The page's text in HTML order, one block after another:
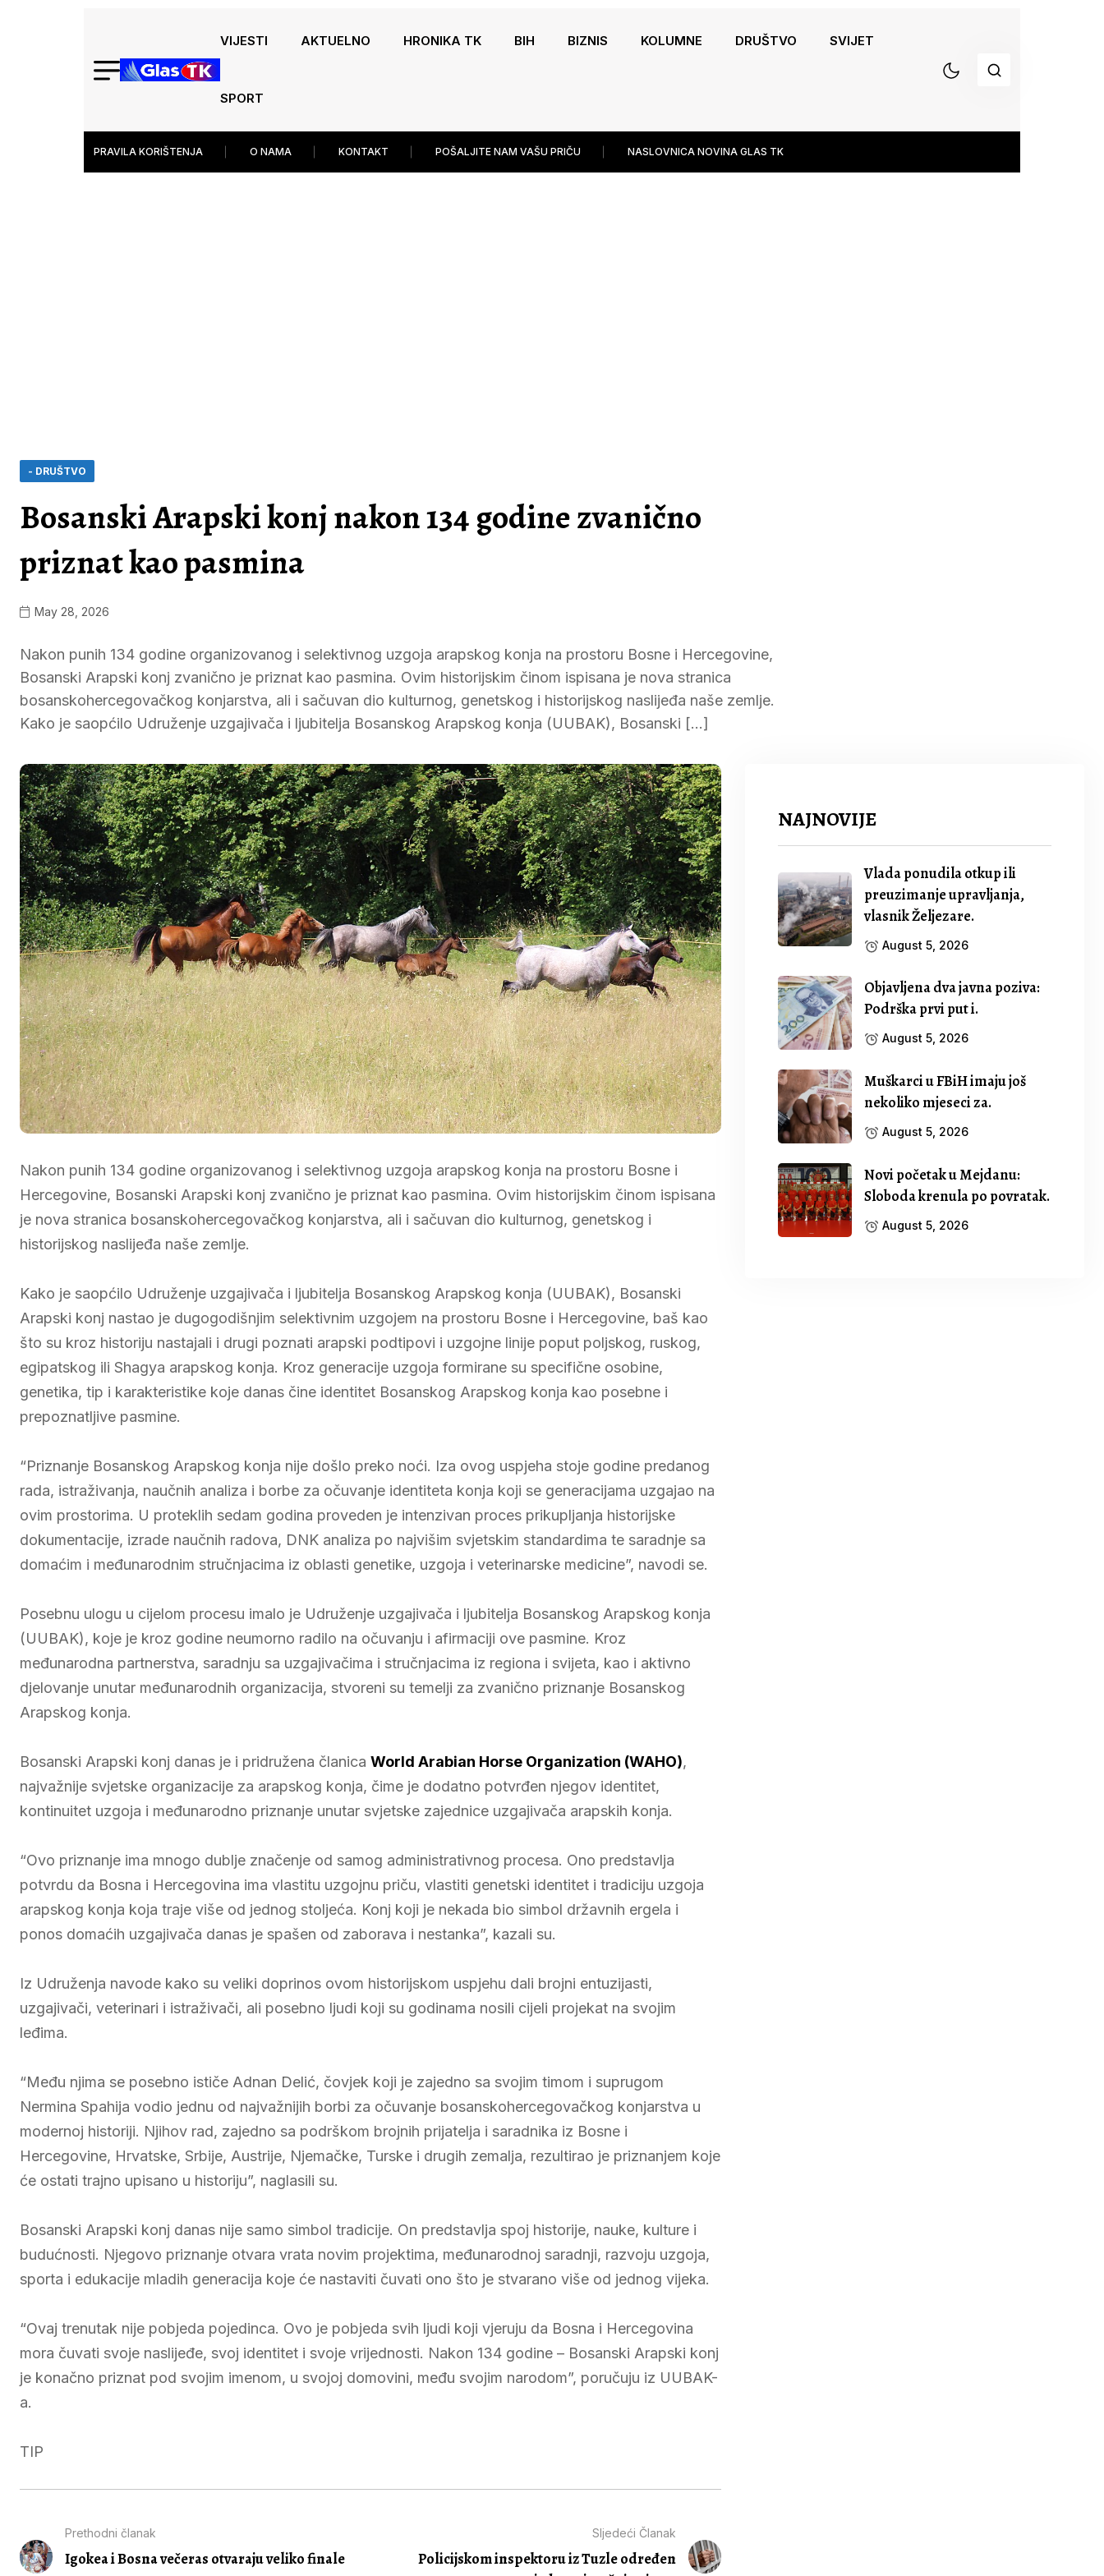
VIJESTI AKTUELNO HRONIKA TK BIH BIZNIS KOLUMNE DRUŠTVO SVIJET
SPORT
PRAVILA KORIŠTENJA O NAMA KONTAKT POŠALJITE NAM VAŠU PRIČU NASLOVNICA NOVINA GLAS TK
- DRUŠTVO
Bosanski Arapski konj nakon 134 godine zvanično
priznat kao pasmina
May 28, 2026
Nakon punih 134 godine organizovanog i selektivnog uzgoja arapskog konja na prostoru Bosne i Hercegovine,
Bosanski Arapski konj zvanično je priznat kao pasmina. Ovim historijskim činom ispisana je nova stranica
bosanskohercegovačkog konjarstva, ali i sačuvan dio kulturnog, genetskog i historijskog naslijeđa naše zemlje.
Kako je saopćilo Udruženje uzgajivača i ljubitelja Bosanskog Arapskog konja (UUBAK), Bosanski […]
Nakon punih 134 godine organizovanog i selektivnog uzgoja arapskog konja na prostoru Bosne i
Hercegovine, Bosanski Arapski konj zvanično je priznat kao pasmina. Ovim historijskim činom ispisana
je nova stranica bosanskohercegovačkog konjarstva, ali i sačuvan dio kulturnog, genetskog i
historijskog naslijeđa naše zemlje.
Kako je saopćilo Udruženje uzgajivača i ljubitelja Bosanskog Arapskog konja (UUBAK), Bosanski
Arapski konj nastao je dugogodišnjim selektivnim uzgojem na prostoru Bosne i Hercegovine, baš kao
što su kroz historiju nastajali i drugi poznati arapski podtipovi i uzgojne linije poput poljskog, ruskog,
egipatskog ili Shagya arapskog konja. Kroz generacije uzgoja formirane su specifične osobine,
genetika, tip i karakteristike koje danas čine identitet Bosanskog Arapskog konja kao posebne i
prepoznatljive pasmine.
“Priznanje Bosanskog Arapskog konja nije došlo preko noći. Iza ovog uspjeha stoje godine predanog
rada, istraživanja, naučnih analiza i borbe za očuvanje identiteta konja koji se generacijama uzgajao na
ovim prostorima. U proteklih sedam godina proveden je intenzivan proces prikupljanja historijske
dokumentacije, izrade naučnih radova, DNK analiza po najvišim svjetskim standardima te saradnje sa
domaćim i međunarodnim stručnjacima iz oblasti genetike, uzgoja i veterinarske medicine”, navodi se.
Posebnu ulogu u cijelom procesu imalo je Udruženje uzgajivača i ljubitelja Bosanskog Arapskog konja
(UUBAK), koje je kroz godine neumorno radilo na očuvanju i afirmaciji ove pasmine. Kroz
međunarodna partnerstva, saradnju sa uzgajivačima i stručnjacima iz regiona i svijeta, kao i aktivno
djelovanje unutar međunarodnih organizacija, stvoreni su temelji za zvanično priznanje Bosanskog
Arapskog konja.
Bosanski Arapski konj danas je i pridružena članica World Arabian Horse Organization (WAHO),
najvažnije svjetske organizacije za arapskog konja, čime je dodatno potvrđen njegov identitet,
kontinuitet uzgoja i međunarodno priznanje unutar svjetske zajednice uzgajivača arapskih konja.
“Ovo priznanje ima mnogo dublje značenje od samog administrativnog procesa. Ono predstavlja
potvrdu da Bosna i Hercegovina ima vlastitu uzgojnu priču, vlastiti genetski identitet i tradiciju uzgoja
arapskog konja koja traje više od jednog stoljeća. Konj koji je nekada bio simbol državnih ergela i
ponos domaćih uzgajivača danas je spašen od zaborava i nestanka”, kazali su.
Iz Udruženja navode kako su veliki doprinos ovom historijskom uspjehu dali brojni entuzijasti,
uzgajivači, veterinari i istraživači, ali posebno ljudi koji su godinama nosili cijeli projekat na svojim
leđima.
“Među njima se posebno ističe Adnan Delić, čovjek koji je zajedno sa svojim timom i suprugom
Nermina Spahija vodio jednu od najvažnijih borbi za očuvanje bosanskohercegovačkog konjarstva u
modernoj historiji. Njihov rad, zajedno sa podrškom brojnih prijatelja i saradnika iz Bosne i
Hercegovine, Hrvatske, Srbije, Austrije, Njemačke, Turske i drugih zemalja, rezultirao je priznanjem koje
će ostati trajno upisano u historiju”, naglasili su.
Bosanski Arapski konj danas nije samo simbol tradicije. On predstavlja spoj historije, nauke, kulture i
budućnosti. Njegovo priznanje otvara vrata novim projektima, međunarodnoj saradnji, razvoju uzgoja,
sporta i edukacije mladih generacija koje će nastaviti čuvati ono što je stvarano više od jednog vijeka.
“Ovaj trenutak nije pobjeda pojedinca. Ovo je pobjeda svih ljudi koji vjeruju da Bosna i Hercegovina
mora čuvati svoje naslijeđe, svoj identitet i svoje vrijednosti. Nakon 134 godine – Bosanski Arapski konj
je konačno priznat pod svojim imenom, u svojoj domovini, među svojim narodom”, poručuju iz UUBAK-
a.
TIP
Prethodni članak
Igokea i Bosna večeras otvaraju veliko finale
Sljedeći Članak
Policijskom inspektoru iz Tuzle određen
NAJNOVIJE
Vlada ponudila otkup ili
preuzimanje upravljanja,
vlasnik Željezare.
August 5, 2026
Objavljena dva javna poziva:
Podrška prvi put i.
August 5, 2026
Muškarci u FBiH imaju još
nekoliko mjeseci za.
August 5, 2026
Novi početak u Mejdanu:
Sloboda krenula po povratak.
August 5, 2026